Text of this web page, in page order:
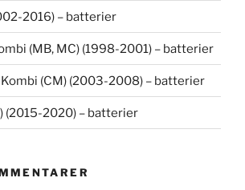
2016) – batterier
(MB, MC) (1998-2001) – batterier
(CM) (2003-2008) – batterier
(2015-2020) – batterier